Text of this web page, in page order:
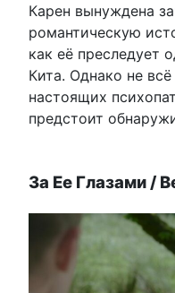
Карен вынуждена
романтическую
как её преследует
Кита. Однако не
настоящих
предстоит
За Ее Глазами /